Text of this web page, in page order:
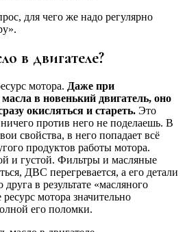
для чего же надо регулярно
в двигателе?
мотора. Даже при
в новенький двигатель, оно
окисляться и стареть. Это
против него не поделаешь. В
свойства, в него попадает всё
продуктов работы мотора.
и густой. Фильтры и масляные
ДВС перегревается, а его детали
в результате «масляного
мотора значительно
его поломки.